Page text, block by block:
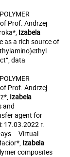
Prof. Andrzej
Izabela
as a rich source of
data
Prof. Andrzej
Izabela
and
agent for
17.03.2022 r.
– Virtual
Izabela
composites